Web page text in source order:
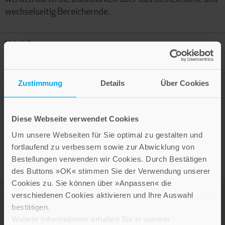
Zustimmung Details Über Cookies
Diese Webseite verwendet Cookies
Um unsere Webseiten für Sie optimal zu gestalten und
fortlaufend zu verbessern sowie zur Abwicklung von
Bestellungen verwenden wir Cookies. Durch Bestätigen
des Buttons »OK« stimmen Sie der Verwendung unserer
Cookies zu. Sie können über »Anpassen« die
verschiedenen Cookies aktivieren und Ihre Auswahl
bestätigen.
Weitere Informationen erhalten Sie in unserer
wechselseitig Bereichernde.
Mehr Informationen
Presseinformation drucken